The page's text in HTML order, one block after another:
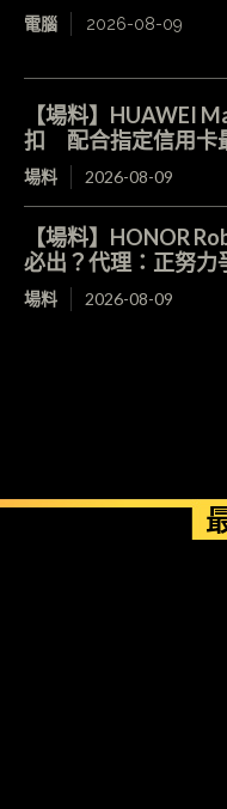
電腦 2026-08-09
【場料】HUAWEI
扣 配合指定信用卡
場料 2026-08-09
【場料】HONOR
必出？代理：正努力
場料 2026-08-09